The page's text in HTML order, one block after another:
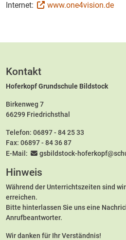
Internet:
www.one4vision.de
Kontakt
Hoferkopf Grundschule Bildstock
Birkenweg 7
66299 Friedrichsthal
Telefon: 06897 - 84 25 33
Fax: 06897 - 84 36 87
E-Mail:
gsbildstock-
Hinweis
Während der Unterrichtszeiten sind
erreichen.
Bitte hinterlassen Sie uns eine
Anrufbeantworter.
Wir danken für Ihr Verständnis!